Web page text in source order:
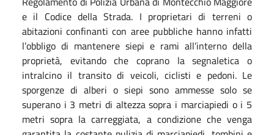
e il Codice della Strada. I proprietari di terreni o
abitazioni confinanti con aree pubbliche hanno infatti
l’obbligo di mantenere siepi e rami all’interno della
proprietà, evitando che coprano la segnaletica o
intralcino il transito di veicoli, ciclisti e pedoni. Le
sporgenze di alberi o siepi sono ammesse solo se
superano i 3 metri di altezza sopra i marciapiedi o i 5
metri sopra la carreggiata, a condizione che venga